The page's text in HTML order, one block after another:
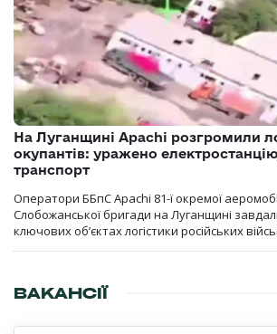
На Луганщині Apachi розгромили
окупантів: уражено
транспорт
Оператори ББпС Apachi 81-ї окремої
Слобожанської бригади на Луганщині
ключових об’єктах логістики російських
ВАКАНСІЇ